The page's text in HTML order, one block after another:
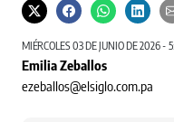
MIÉRCOLES 03 DE JUNIO DE 2026 -
Emilia Zeballos
ezeballos@elsiglo.com.pa